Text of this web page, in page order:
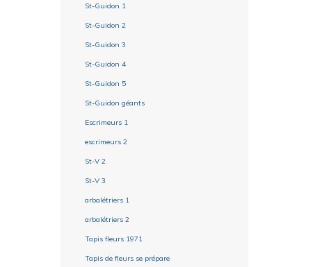
St-Guidon 1
St-Guidon 2
St-Guidon 3
St-Guidon 4
St-Guidon 5
St-Guidon géants
Escrimeurs 1
escrimeurs 2
St-V 2
St-V 3
arbalétriers 1
arbalétriers 2
Tapis fleurs 1971
Tapis de fleurs se prépare